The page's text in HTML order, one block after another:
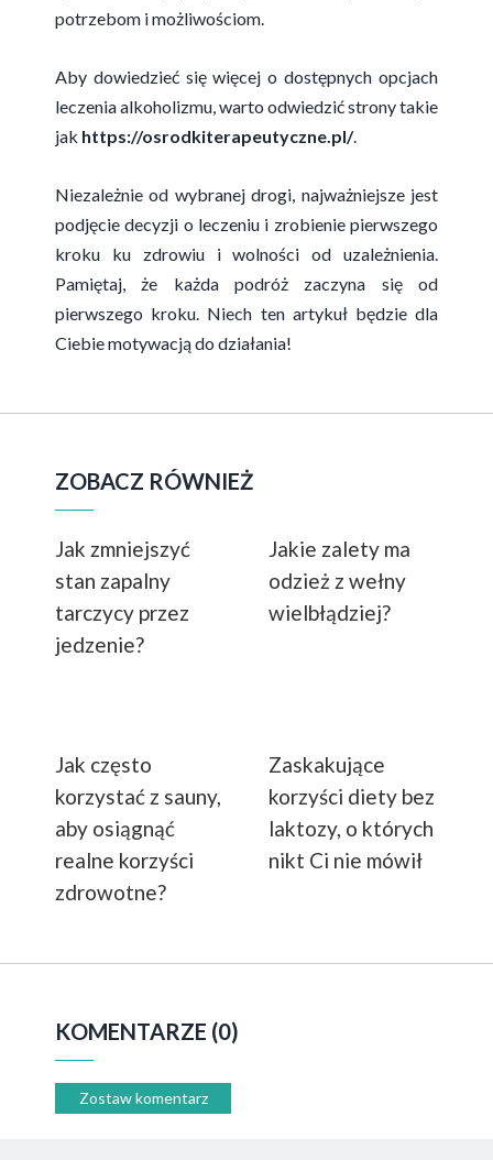
potrzebom i możliwościom.
Aby dowiedzieć się więcej o dostępnych opcjach
leczenia alkoholizmu, warto odwiedzić strony takie
jak https://osrodkiterapeutyczne.pl/.
Niezależnie od wybranej drogi, najważniejsze jest
podjęcie decyzji o leczeniu i zrobienie pierwszego
kroku ku zdrowiu i wolności od uzależnienia.
Pamiętaj, że każda podróż zaczyna się od
pierwszego kroku. Niech ten artykuł będzie dla
Ciebie motywacją do działania!
ZOBACZ RÓWNIEŻ
Jak zmniejszyć
stan zapalny
tarczycy przez
jedzenie?
Jakie zalety ma
odzież z wełny
wielbłądziej?
Jak często
korzystać z sauny,
aby osiągnąć
realne korzyści
zdrowotne?
Zaskakujące
korzyści diety bez
laktozy, o których
nikt Ci nie mówił
KOMENTARZE (0)
Zostaw komentarz